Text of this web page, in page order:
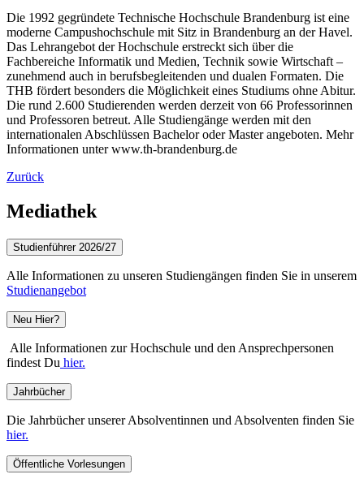
Die 1992 gegründete Technische Hochschule Brandenburg ist eine
moderne Campushochschule mit Sitz in Brandenburg an der Havel.
Das Lehrangebot der Hochschule erstreckt sich über die
Fachbereiche Informatik und Medien, Technik sowie Wirtschaft –
zunehmend auch in berufsbegleitenden und dualen Formaten. Die
THB fördert besonders die Möglichkeit eines Studiums ohne Abitur.
Die rund 2.600 Studierenden werden derzeit von 66 Professorinnen
und Professoren betreut. Alle Studiengänge werden mit den
internationalen Abschlüssen Bachelor oder Master angeboten. Mehr
Informationen unter www.th-brandenburg.de
Zurück
Mediathek
Studienführer 2026/27
Alle Informationen zu unseren Studiengängen finden Sie in unserem
Studienangebot
Neu Hier?
Alle Informationen zur Hochschule und den Ansprechpersonen
findest Du hier.
Jahrbücher
Die Jahrbücher unserer Absolventinnen und Absolventen finden Sie
hier.
Öffentliche Vorlesungen